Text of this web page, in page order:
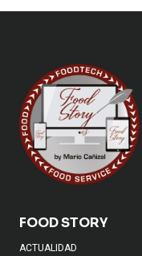
FOOD STORY
ACTUALIDAD